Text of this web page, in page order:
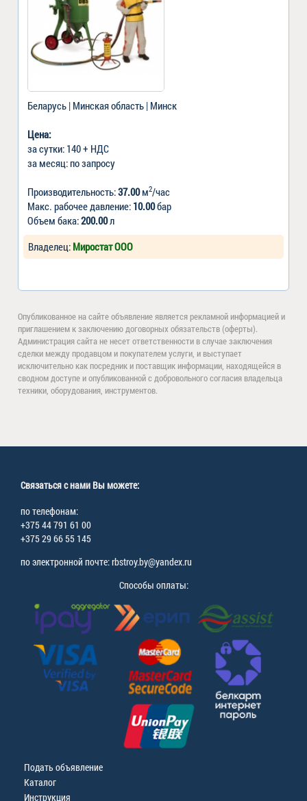
Беларусь | Минская область | Минск
Цена:
за сутки: 140 + НДС
за месяц: по запросу
Производительность:37.00м2/час
Макс. рабочее давление: 10.00бар
Объем бака:200.00л
Владелец: Миростат ООО
Опубликованное на сайте объявление является рекламной информацией и
приглашением к заключению договорных обязательств (оферты).
Администрация сайта не несет ответственности в случае заключения
сделки между продавцом и покупателем услуги, и выступает
исключительно как посредник и поставщик информации, находящейся в
сводном доступе и опубликованной с добровольного согласия владельца
техники, оборудования, инструментов.
Связаться с нами Вы можете:
по телефонам:
+375 44 791 61 00
+375 29 66 55 145
по электронной почте: rbstroy.by@yandex.ru
Способы оплаты:
Подать объявление
Каталог
Инструкция